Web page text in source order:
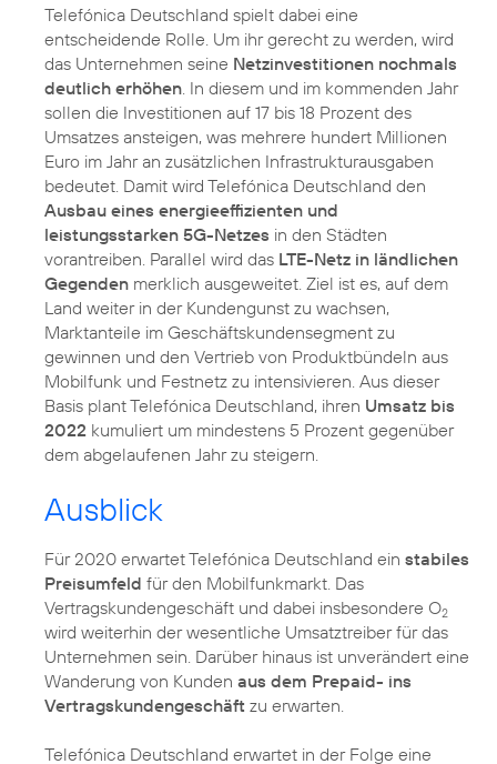
Telefónica Deutschland spielt dabei eine
entscheidende Rolle. Um ihr gerecht zu werden, wird
das Unternehmen seine Netzinvestitionen nochmals
deutlich erhöhen . In diesem und im kommenden Jahr
sollen die Investitionen auf 17 bis 18 Prozent des
Umsatzes ansteigen, was mehrere hundert Millionen
Euro im Jahr an zusätzlichen Infrastrukturausgaben
bedeutet. Damit wird Telefónica Deutschland den
Ausbau eines energieeffizienten und
leistungsstarken 5G-Netzes in den Städten
vorantreiben. Parallel wird das LTE-Netz in ländlichen
Gegenden merklich ausgeweitet. Ziel ist es, auf dem
Land weiter in der Kundengunst zu wachsen,
Marktanteile im Geschäftskundensegment zu
gewinnen und den Vertrieb von Produktbündeln aus
Mobilfunk und Festnetz zu intensivieren. Aus dieser
Basis plant Telefónica Deutschland, ihren Umsatz bis
2022 kumuliert um mindestens 5 Prozent gegenüber
dem abgelaufenen Jahr zu steigern.
Ausblick
Für 2020 erwartet Telefónica Deutschland ein stabiles
Preisumfeld für den Mobilfunkmarkt. Das
Vertragskundengeschäft und dabei insbesondere O2
wird weiterhin der wesentliche Umsatztreiber für das
Unternehmen sein. Darüber hinaus ist unverändert eine
Wanderung von Kunden aus dem Prepaid- ins
Vertragskundengeschäft zu erwarten.
Telefónica Deutschland erwartet in der Folge eine